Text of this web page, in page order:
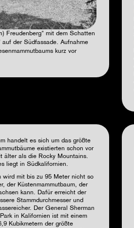
Freudenberg" mit dem Schatten
der Südfassade. Aufnahme
kurz vor
handelt es sich um das größte
existierten schon vor
älter als die Rocky Mountains.
liegt in Südkalifornien.
wird mit bis zu 95 Meter nicht so
der Küstenmammutbaum, der
kann. Dafür erreicht der
Stammdurchmesser und
Der General Sherman
in Kalifornien ist mit einem
Kubikmetern der größte